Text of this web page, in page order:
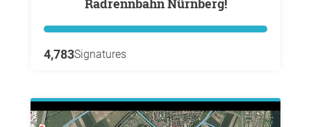
Radrennbahn Nürnberg!
4,783Signatures